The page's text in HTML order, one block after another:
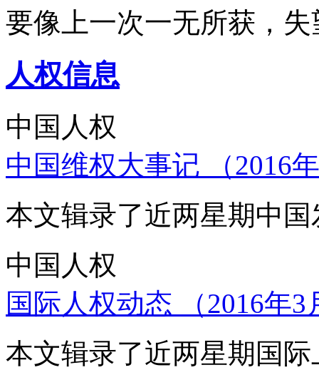
要像上一次一无所获，
人权信息
中国人权
中国维权大事记 （2016
本文辑录了近两星期中
中国人权
国际人权动态 （2016年
本文辑录了近两星期国